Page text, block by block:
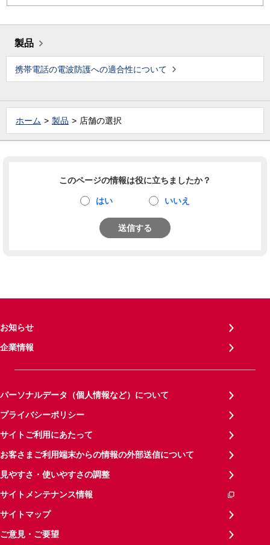
製品
携帯電話の電波防護への適合性について
ホーム 製品 店舗の選択
このページの情報は役に立ちましたか？
はい いいえ
送信する
お知らせ
企業情報
パーソナルデータ（個人情報など）について
プライバシーポリシー
サイトご利用にあたって
お客さまご利用端末からの情報の外部送信について
見やすさ・使いやすさの調整
サイトメンテナンス情報
サイトマップ
ご意見・ご要望